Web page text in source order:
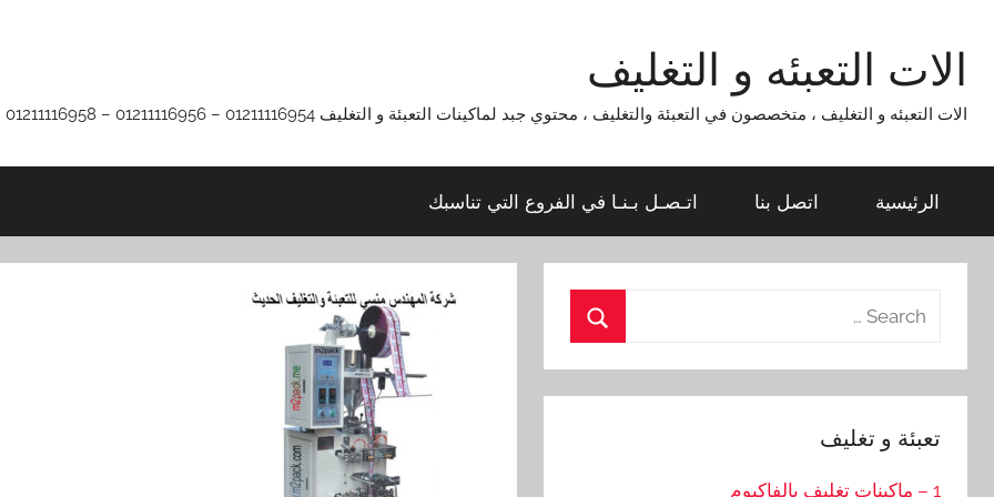
contentالات التعبئه و التغليف
الات التعبئه و التغليف ، متخصصون في التعبئة والتغليف ، محتوي جبد لماكينات التعبئة و التغليف 01211116954 – 01211116956 – 01211116958
الرئيسية اتصل بنا اتـصـل بـنـا في الفروع التي تناسبك
Search
تعبئة و تغليف
1 – ماكينات تغليف بالفاكيوم